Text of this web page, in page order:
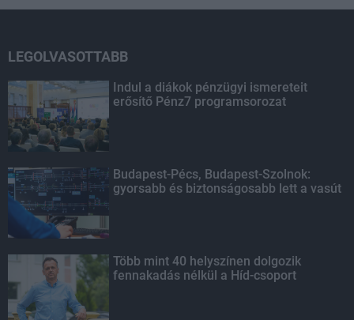
LEGOLVASOTTABB
Indul a diákok pénzügyi ismereteit
erősítő Pénz7 programsorozat
Budapest-Pécs, Budapest-Szolnok:
gyorsabb és biztonságosabb lett a vasút
Több mint 40 helyszínen dolgozik
fennakadás nélkül a Híd-csoport